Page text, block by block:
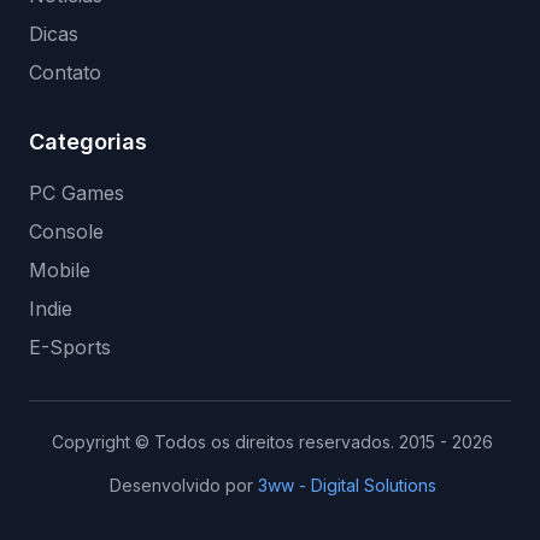
Dicas
Contato
Categorias
PC Games
Console
Mobile
Indie
E-Sports
Copyright © Todos os direitos reservados. 2015 - 2026
Desenvolvido por 3ww - Digital Solutions